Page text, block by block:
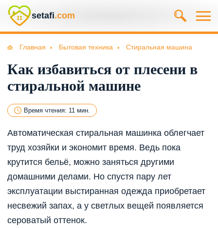
setafi.com
Главная Бытовая техника Стиральная машина
Как избавиться от плесени в
стиральной машине
Время чтения: 11 мин.
Автоматическая стиральная машинка облегчает
труд хозяйки и экономит время. Ведь пока
крутится бельё, можно заняться другими
домашними делами. Но спустя пару лет
эксплуатации выстиранная одежда приобретает
несвежий запах, а у светлых вещей появляется
сероватый оттенок.